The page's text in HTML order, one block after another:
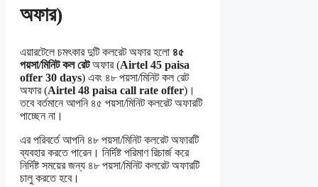
অফার)
এয়ারটেলে চমৎকার দুটি কলরেট অফার হলো ৪৫
পয়সা/মিনিট কল রেটঅফার (Airtel 45 paisa
offer 30 days) এবং ৪৮ পয়সা/মিনিট কল রেট
অফার (Airtel 48 paisa call rate offer)।
তবে বর্তমানে আপনি ৪৫ পয়সা/মিনিট কলরেট অফারটি
পাচ্ছেন না।
এর পরিবর্তে আপনি ৪৮ পয়সা/মিনিট কলরেট অফারটি
ব্যবহার করতে পারেন। নির্দিষ্ট পরিমাণ রিচার্জ করে
নির্দিষ্ট সময়ের জন্য ৪৮ পয়সা/মিনিট কলরেট অফারটি
চালু করতে হবে।